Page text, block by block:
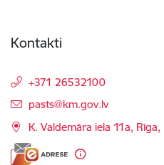
Kontakti
+371 26532100
E-pasts:
pasts@km.gov.lv
K. Valdemāra iela 11a,